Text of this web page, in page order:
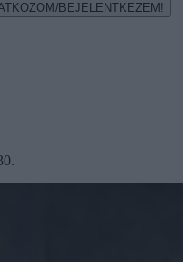
BEJELENTKEZEM!